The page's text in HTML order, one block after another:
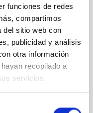
funciones de redes
compartimos
del sitio web con
publicidad y análisis
otra información
recopilado a
servicios.
Cielo a la Tesis",
del
(IAC) y la
acercar la
celebrará
21 de mayo a las
y el Cosmos,
y Centros del